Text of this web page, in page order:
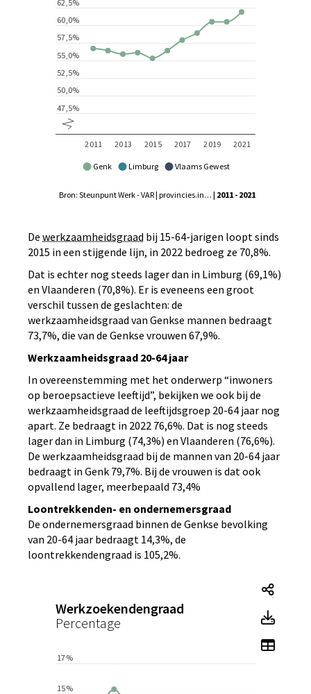
Genk Limburg Vlaams Gewest
Bron: Steunpunt Werk - VAR | provincies.incijfers.be | 2011 - 2021
De werkzaamheidsgraad bij 15-64-jarigen loopt sinds
2015 in een stijgende lijn, in 2022 bedroeg ze 70,8%.
Dat is echter nog steeds lager dan in Limburg (69,1%)
en Vlaanderen (70,8%). Er is eveneens een groot
verschil tussen de geslachten: de
werkzaamheidsgraad van Genkse mannen bedraagt
73,7%, die van de Genkse vrouwen 67,9%.
Werkzaamheidsgraad 20-64 jaar
In overeenstemming met het onderwerp “inwoners
op beroepsactieve leeftijd”, bekijken we ook bij de
werkzaamheidsgraad de leeftijdsgroep 20-64 jaar nog
apart. Ze bedraagt in 2022 76,6%. Dat is nog steeds
lager dan in Limburg (74,3%) en Vlaanderen (76,6%).
De werkzaamheidsgraad bij de mannen van 20-64 jaar
bedraagt in Genk 79,7%. Bij de vrouwen is dat ook
opvallend lager, meerbepaald 73,4%
Loontrekkenden- en ondernemersgraad
De ondernemersgraad binnen de Genkse bevolking
van 20-64 jaar bedraagt 14,3%, de
loontrekkendengraad is 105,2%.
Werkzoekendengraad
Percentage
Toon